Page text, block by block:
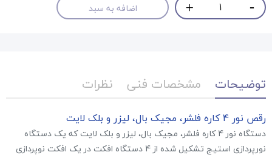
اضافه به سبد
توضیحات مشخصات فنی نظرات
رقص نور 4 کاره فلشر، مجیک بال، لیزر و بلک لایت
دستگاه نور 4 کاره فلشر، مجیک بال، لیزر و بلک لایت که یک دستگاه
نورپردازی استیج تشکیل شده از 4 دستگاه افکت در یک افکت نوپردازی